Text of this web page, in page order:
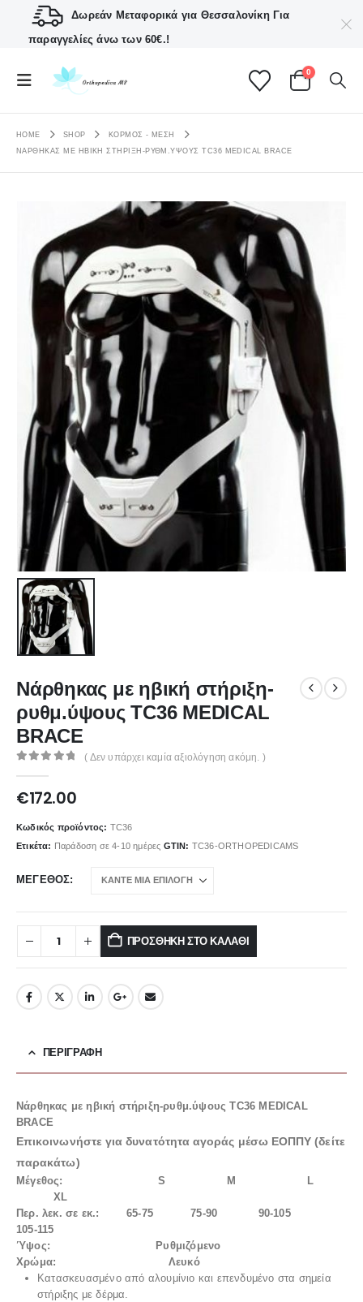
Δωρεάν Μεταφορικά για ΘεσσαλονίκηΓια
παραγγελίες άνω των 60€.!
0
HOME SHOP
ΚΟΡΜΟΣ - ΜΕΣΗ
ΝΆΡΘΗΚΑΣ ΜΕ ΗΒΙΚΉ ΣΤΉΡΙΞΗ-ΡΥΘΜ.ΎΨΟΥΣ ΤC36 MEDICAL BRACE
Νάρθηκας με ηβική στήριξη-
ρυθμ.ύψους ΤC36 MEDICAL
BRACE
( Δεν υπάρχει καμία αξιολόγηση ακόμη. )
€172.00
Κωδικός προϊόντος: TC36
Ετικέτα: Παράδοση σε 4-10 ημέρες GTIN: TC36-ORTHOPEDICAMS
ΜΈΓΕΘΟΣ
ΠΡΟΣΘΉΚΗ ΣΤΟ ΚΑΛΆΘΙ
ΠΕΡΙΓΡΑΦΉ
Νάρθηκας με ηβική στήριξη-ρυθμ.ύψους ΤC36 MEDICAL
BRACE
Επικοινωνήστε για δυνατότητα αγοράς μέσω ΕΟΠΠΥ (δείτε
παρακάτω)
Μέγεθος: S M L
XL
Περ. λεκ. σε εκ.: 65-75 75-90 90-105
105-115
Ύψος: Ρυθμιζόμενο
Χρώμα: Λευκό
Κατασκευασμένο από αλουμίνιο και επενδυμένο στα σημεία
στήριξης με δέρμα.